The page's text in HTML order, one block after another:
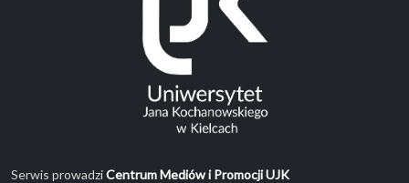
Serwis prowadziCentrum Mediów i Promocji UJK